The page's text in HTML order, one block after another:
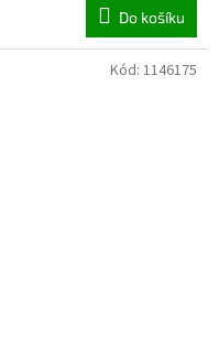
Do košíku
Kód: 1146175